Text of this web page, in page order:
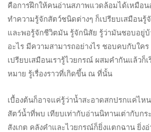
คือการฝึกให้คนอ่านสภาพแวดล้อมได้เหมือน
ทำความรู้จักสัตว์ชนิดต่างๆ ก็เปรียบเสมือน
และพอรู้จักชีวิตมัน รู้จักนิสัย รู้ว่ามันชอบอยู่
อะไร มีความสามารถอย่างไร ชอบคบกับใค
เปรียบเสมือนเรารู้ไวยกรณ์ ผสมคำกันแล้วก็
หมาย รู้เรื่องราวที่เกิดขึ้น ณ ที่นั้น
เบื้องต้นก็อาจแค่รู้ว่าน้ำสะอาดสกปรกแค่ไ
สัตว์น้ำที่พบ เทียบเท่ากับอ่านนิทานเต่ากับกร
สังเกต คลังคำและไวยกรณ์ก็ยิ่งแตกฉาน ยิ่ง